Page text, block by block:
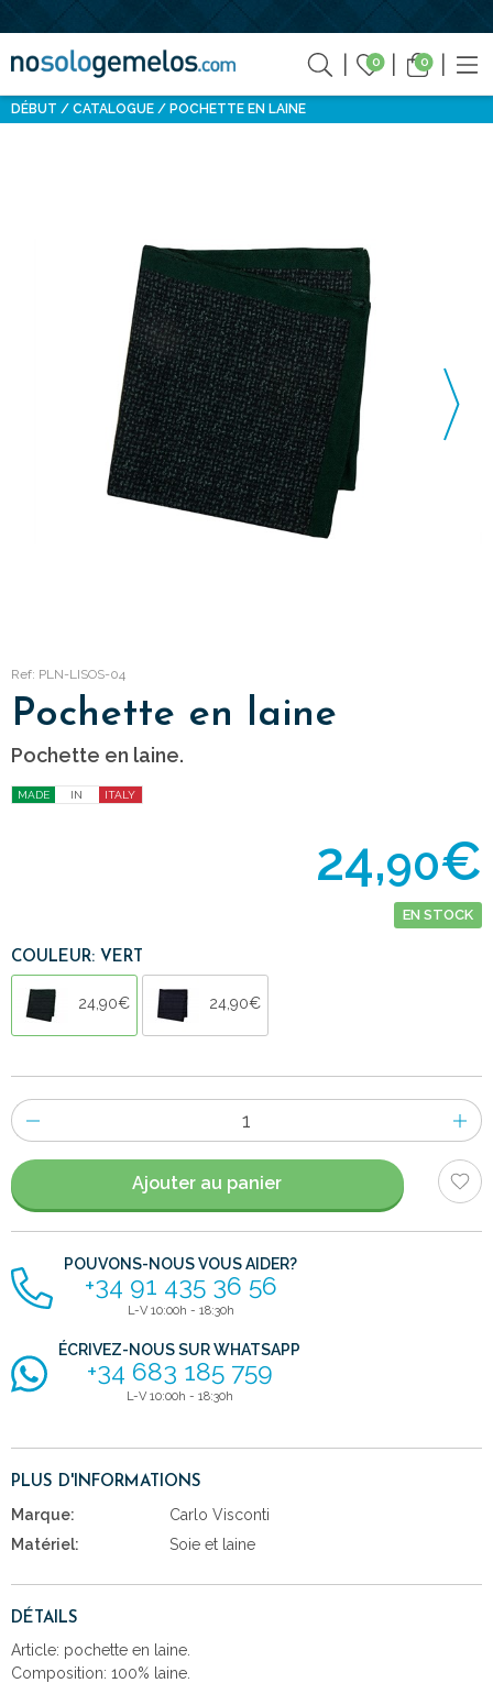
0 0
DÉBUT CATALOGUE POCHETTE EN LAINE
Ref: PLN-LISOS-04
Pochette en laine
Pochette en laine.
MADE IN ITALY
24,90€
EN STOCK
COULEUR: VERT
24,90€ 24,90€
Nombre
d'items
Ajouter au panier
POUVONS-NOUS VOUS AIDER?
+34 91 435 36 56
L-V 10:00h - 18:30h
ÉCRIVEZ-NOUS SUR WHATSAPP
+34 683 185 759
L-V 10:00h - 18:30h
PLUS D'INFORMATIONS
Marque:
Carlo Visconti
Matériel:
Soie et laine
DÉTAILS
Article: pochette en laine.
Composition: 100% laine.